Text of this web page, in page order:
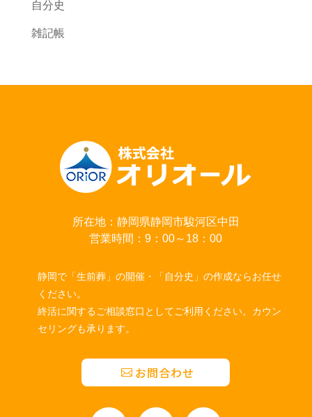
自分史
雑記帳
所在地：静岡県静岡市駿河区中田
営業時間：9：00～18：00
静岡で「生前葬」の開催・「自分史」の作成ならお任せ
ください。
終活に関するご相談窓口としてご利用ください。カウン
セリングも承ります。
お問合わせ